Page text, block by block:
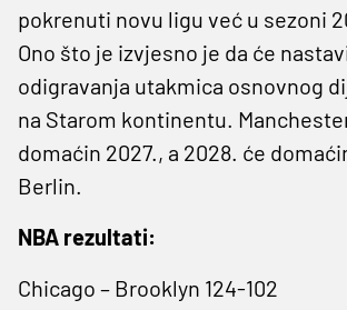
pokrenuti novu ligu već u sezoni
Ono što je izvjesno je da će
odigravanja utakmica osnovnog
na Starom kontinentu.
domaćin 2027., a 2028. će
Berlin.
NBA rezultati:
Chicago – Brooklyn 124-102